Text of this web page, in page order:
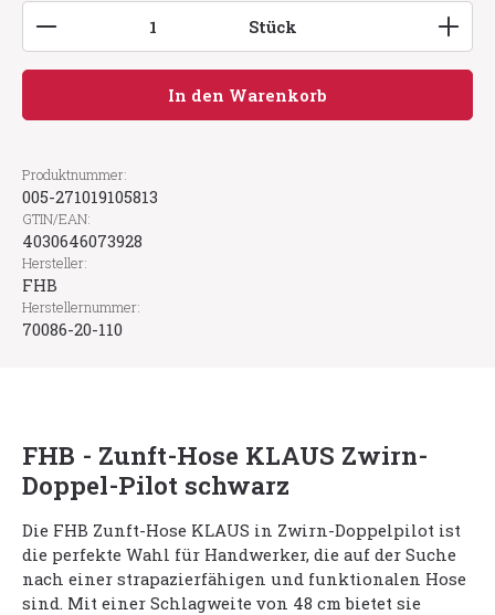
Produkt Anzahl: Gib den gewünschten Wert
Stück
In den Warenkorb
Produktnummer:
005-271019105813
GTIN/EAN:
4030646073928
Hersteller:
FHB
Herstellernummer:
70086-20-110
FHB - Zunft-Hose KLAUS Zwirn-
Doppel-Pilot schwarz
Die FHB Zunft-Hose KLAUS in Zwirn-Doppelpilot ist
die perfekte Wahl für Handwerker, die auf der Suche
nach einer strapazierfähigen und funktionalen Hose
sind. Mit einer Schlagweite von 48 cm bietet sie